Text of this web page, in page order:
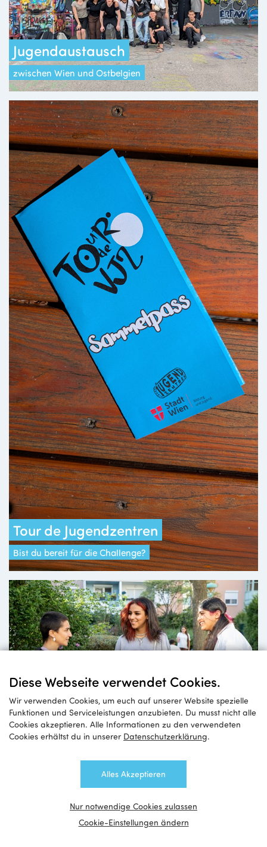
Diese Webseite verwendet Cookies.
Wir verwenden Cookies, um euch auf unserer Website spezielle
Funktionen und Serviceleistungen anzubieten. Du musst nicht alle
Cookies akzeptieren. Alle Informationen zu den verwendeten
Cookies erhältst du in unserer Datenschutzerklärung.
Alles Akzeptieren
Nur notwendige Cookies zulassen
Cookie-Einstellungen ändern
Jugendaustausch
zwischen Wien und Ostbelgien
Tour de Jugendzentren
Bist du bereit für die Challenge?
Impulse
für Queerfeministische Mädchen*arbeit